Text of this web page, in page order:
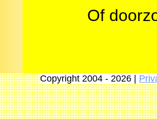
Of
Copyright 2004 - 2026 |